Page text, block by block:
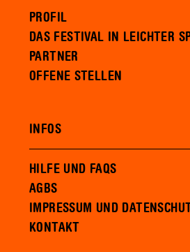
PROFIL
DAS FESTIVAL IN LEICHTER
PARTNER
OFFENE STELLEN
INFOS
HILFE UND FAQS
AGBS
IMPRESSUM UND
KONTAKT